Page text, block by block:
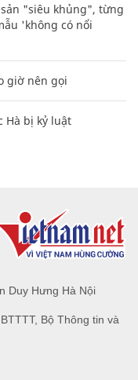
"siêu khủng", từng
'không có nổi
giờ nên gọi
Hà bị kỷ luật
Duy Hưng Hà Nội
Bộ Thông tin và